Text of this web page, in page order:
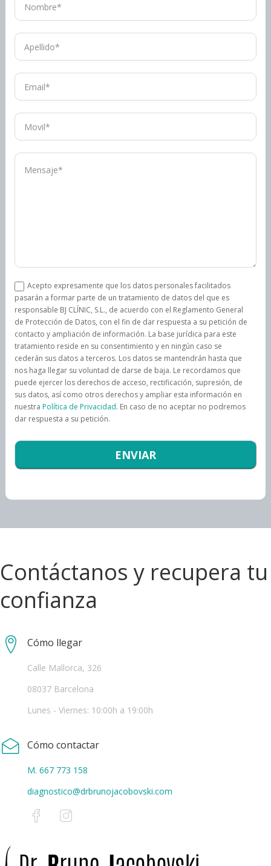
Acepto expresamente que los datos personales facilitados
pasarán a formar parte de un tratamiento de datos del que es
responsable BJ CLÍNIC, S.L., de acuerdo con el Reglamento General
de Protección de Datos, con el fin de dar respuesta a su petición de
contacto y ampliación de información. La base jurídica para este
tratamiento reside en su consentimiento y en ningún caso se
cederán sus datos a terceros. Los datos se mantendrán hasta que
nos haga llegar su voluntad de darse de baja. Le recordamos que
puede ejercer los derechos de acceso, rectificación, supresión, de
sus datos, así como otros derechos y ampliar esta información en
nuestra Política de Privacidad. En caso de no aceptar no podremos
dar respuesta a su petición.
Contáctanos y recupera tu
confianza
Cómo llegar
Calle Mallorca, 326
08037 Barcelona
Lunes - Viernes: 10:00h a 19:00h
Cómo contactar
M. 667 773 158
diagnostico@drbrunojacobovski.com